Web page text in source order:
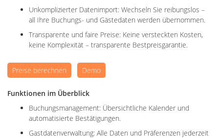
Unkomplizierter Datenimport: Wechseln Sie reibungslos –
all Ihre Buchungs- und Gästedaten werden übernommen.
Transparente und faire Preise: Keine versteckten Kosten,
keine Komplexität – transparente Bestpreisgarantie.
Preise berechnen Demo
Funktionen im Überblick
Buchungsmanagement: Übersichtliche Kalender und
automatisierte Bestätigungen.
Gastdatenverwaltung: Alle Daten und Präferenzen jederzeit